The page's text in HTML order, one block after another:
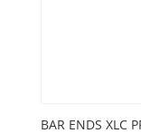
BAR ENDS XLC